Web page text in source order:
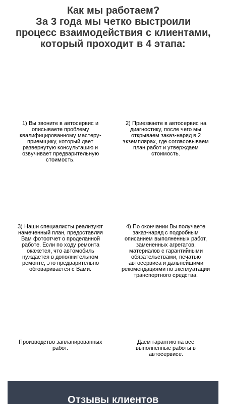
Как мы работаем?
За 3 года мы четко выстроили
процесс взаимодействия с клиентами,
который проходит в 4 этапа:
1) Вы звоните в автосервис и
описываете проблему
квалифицированному мастеру-
приемщику, который дает
развернутую консультацию и
озвучивает предварительную
стоимость.
2) Приезжаете в автосервис на
диагностику, после чего мы
открываем заказ-наряд в 2
экземплярах, где согласовываем
план работ и утверждаем
стоимость.
3) Наши специалисты реализуют
намеченный план, предоставляя
Вам фотоотчет о проделанной
работе. Если по ходу ремонта
окажется, что автомобиль
нуждается в дополнительном
ремонте, это предварительно
обговаривается с Вами.
4) По окончании Вы получаете
заказ-наряд с подробным
описанием выполненных работ,
замененных агрегатов,
материалов с гарантийными
обязательствами, печатью
автосервиса и дальнейшими
рекомендациями по эксплуатации
транспортного средства.
Производство запланированных
работ.
Даем гарантию на все
выполненные работы в
автосервисе.
Отзывы клиентов